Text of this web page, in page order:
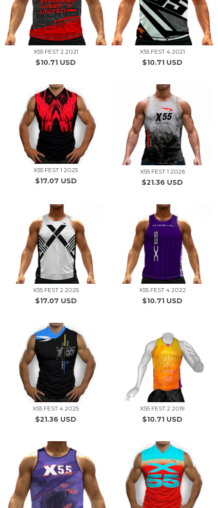
X55 FEST 2 2021
$10.71 USD
X55 FEST 4 2021
$10.71 USD
X55 FEST 1 2025
$17.07 USD
X55 FEST 1 2026
$21.36 USD
X55 FEST 2 2025
$17.07 USD
X55 FEST 4 2022
$10.71 USD
X55 FEST 4 2025
$21.36 USD
X55 FEST 2 2019
$10.71 USD